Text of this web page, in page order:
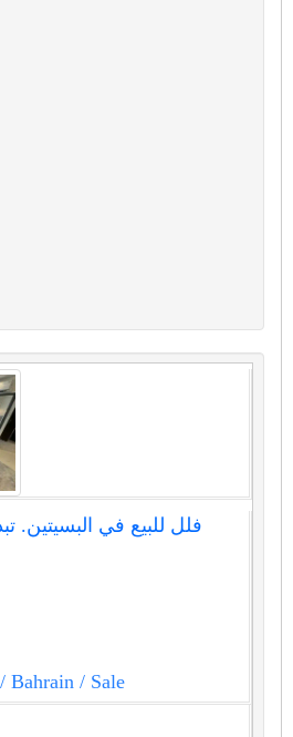
فلل للبيع في البسيتين.
/ Bahrain / Sale